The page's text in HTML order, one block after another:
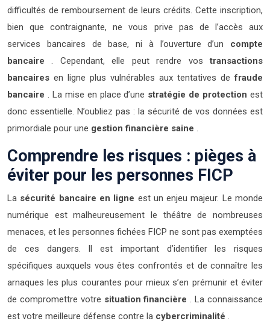
difficultés de remboursement de leurs crédits. Cette inscription,
bien que contraignante, ne vous prive pas de l’accès aux
services bancaires de base, ni à l’ouverture d’un compte
bancaire. Cependant, elle peut rendre vostransactions
bancaires en ligne plus vulnérables aux tentatives defraude
bancaire . La mise en place d’une stratégie de protectionest
donc essentielle. N’oubliez pas : la sécurité de vos données est
primordiale pour une gestion financière saine .
Comprendre les risques : pièges à
éviter pour les personnes FICP
La sécurité bancaire en ligne est un enjeu majeur. Le monde
numérique est malheureusement le théâtre de nombreuses
menaces, et les personnes fichées FICP ne sont pas exemptées
de ces dangers. Il est important d’identifier les risques
spécifiques auxquels vous êtes confrontés et de connaître les
arnaques les plus courantes pour mieux s’en prémunir et éviter
de compromettre votre situation financière. La connaissance
est votre meilleure défense contre la cybercriminalité .